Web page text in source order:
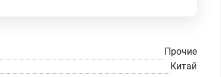
Прочие
Китай